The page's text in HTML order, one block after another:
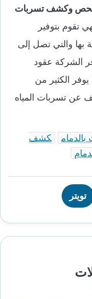
وكشف تسربات
فهي تقوم بتوفير
بها والتي تصل إلى
الشركة عقود
الكثير من
عن تسربات المياه
كشف
تويتر